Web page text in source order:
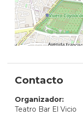
Contacto
Organizador:
Teatro Bar El Vicio